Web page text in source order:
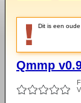
Dit is een
Qmmp